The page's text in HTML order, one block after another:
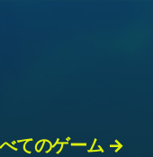
てのゲーム →